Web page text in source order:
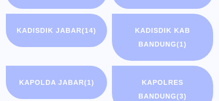
KADISDIK JABAR(14)
KADISDIK KAB
BANDUNG(1)
KAPOLDA JABAR(1)
KAPOLRES
BANDUNG(3)